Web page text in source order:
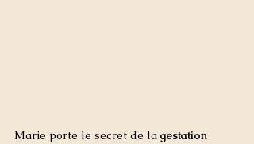
Marie porte le secret de la gestation